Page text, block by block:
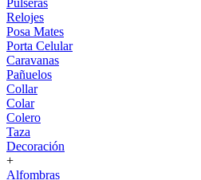
Pulseras
Relojes
Posa Mates
Porta Celular
Caravanas
Pañuelos
Collar
Colar
Colero
Taza
Decoración
+
Alfombras